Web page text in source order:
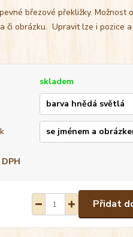
březové překližky. Možnost
či obrázku. Upravit lze i pozice
skladem
Přidat